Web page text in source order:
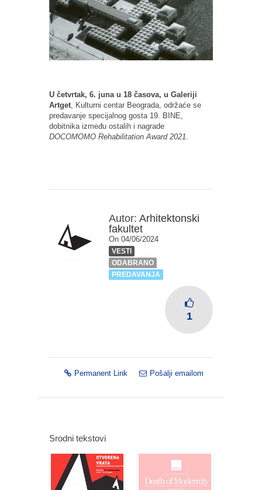
U četvrtak, 6. juna u 18 časova, u Galeriji
Artget, Kulturni centar Beograda, održaće se
predavanje specijalnog gosta 19. BINE,
dobitnika između ostalih i nagrade
DOCOMOMO Rehabilitation Award 2021.
Autor: Arhitektonski
fakultet
On 04/06/2024
VESTI
ODABRANO
PREDAVANJA
1
Permanent Link Pošalji emailom
Srodni tekstovi